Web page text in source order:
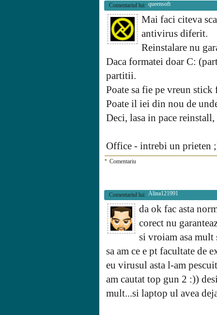
Comentariul lui: queensoft
Mai faci citeva
antivirus diferit.
Reinstalare nu
Daca formatei doar C:
partitii.
Poate sa fie pe vreun
Poate il iei din nou de
Deci, lasa in pace
Office - intrebi un prieten
* Comentariu
Comentariul lui: Alina121991
da ok fac asta
corect nu
si vroiam asa mult
sa am ce e pt facultate de
eu virusul asta l-am
am cautat top gun 2 :))
mult...si laptop ul avea